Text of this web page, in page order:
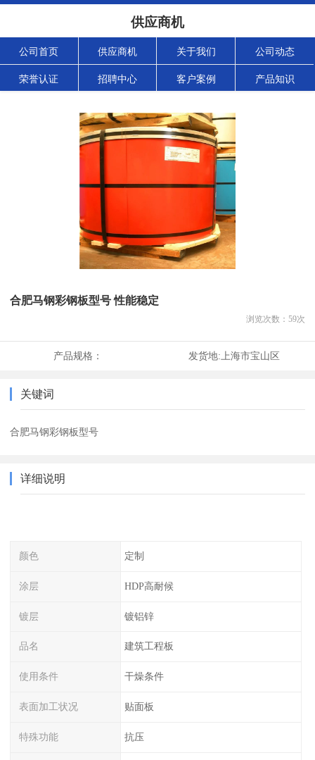
供应商机
公司首页 供应商机 关于我们 公司动态
荣誉认证 招聘中心 客户案例 产品知识
合肥马钢彩钢板型号 性能稳定
浏览次数： 59次
产品规格： 发货地: 上海市宝山区
关键词
合肥马钢彩钢板型号
详细说明
颜色 定制
涂层 HDP高耐候
镀层 镀铝锌
品名 建筑工程板
使用条件 干燥条件
表面加工状况 贴面板
特殊功能 抗压